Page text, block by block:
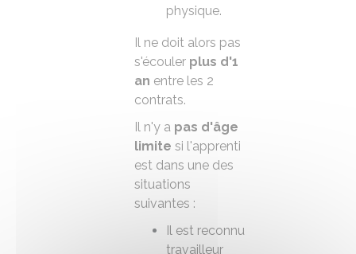
physique.
Il ne doit alors pas
s'écouler plus d'1
an entre les 2
contrats.
Il n'y a pas d'âge
limite si l'apprenti
est dans une des
situations
suivantes :
Il est reconnu
travailleur